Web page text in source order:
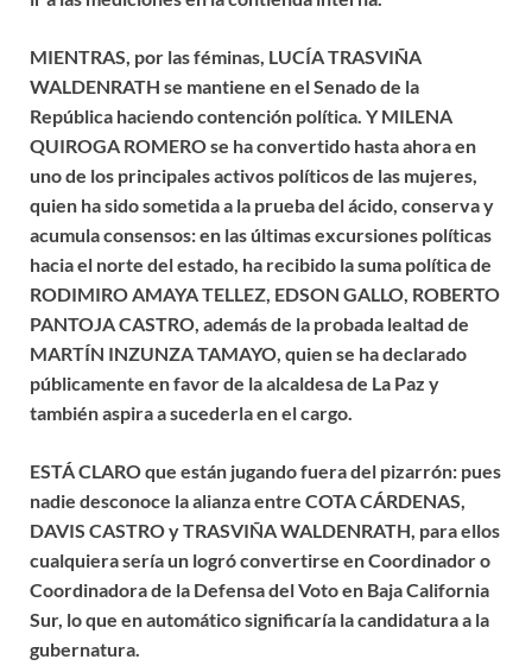
MIENTRAS, por las féminas, LUCÍA TRASVIÑA
WALDENRATH se mantiene en el Senado de la
República haciendo contención política. Y MILENA
QUIROGA ROMERO se ha convertido hasta ahora en
uno de los principales activos políticos de las mujeres,
quien ha sido sometida a la prueba del ácido, conserva y
acumula consensos: en las últimas excursiones políticas
hacia el norte del estado, ha recibido la suma política de
RODIMIRO AMAYA TELLEZ, EDSON GALLO, ROBERTO
PANTOJA CASTRO, además de la probada lealtad de
MARTÍN INZUNZA TAMAYO, quien se ha declarado
públicamente en favor de la alcaldesa de La Paz y
también aspira a sucederla en el cargo.
ESTÁ CLARO que están jugando fuera del pizarrón: pues
nadie desconoce la alianza entre COTA CÁRDENAS,
DAVIS CASTRO y TRASVIÑA WALDENRATH, para ellos
cualquiera sería un logró convertirse en Coordinador o
Coordinadora de la Defensa del Voto en Baja California
Sur, lo que en automático significaría la candidatura a la
gubernatura.